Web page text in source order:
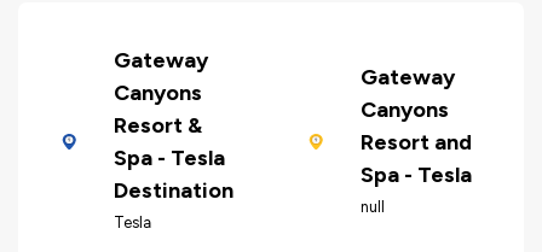
Gateway
Canyons
Resort &
Spa - Tesla
Destination
Tesla
Gateway
Canyons
Resort and
Spa - Tesla
null